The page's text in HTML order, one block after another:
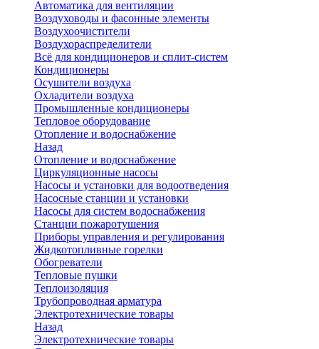
Автоматика для вентиляции
Воздуховоды и фасонные элементы
Воздухоочистители
Воздухораспределители
Всё для кондиционеров и сплит-систем
Кондиционеры
Осушители воздуха
Охладители воздуха
Промышленные кондиционеры
Тепловое оборудование
Отопление и водоснабжение
Назад
Отопление и водоснабжение
Циркуляционные насосы
Насосы и установки для водоотведения
Насосные станции и установки
Насосы для систем водоснабжения
Станции пожаротушения
Приборы управления и регулирования
Жидкотопливные горелки
Обогреватели
Тепловые пушки
Теплоизоляция
Трубопроводная арматура
Электротехнические товары
Назад
Электротехнические товары